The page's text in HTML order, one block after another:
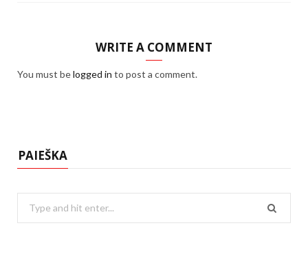
WRITE A COMMENT
You must belogged in to post a comment.
PAIEŠKA